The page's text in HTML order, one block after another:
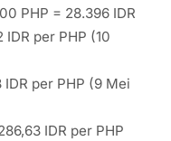
PHP = 28.396 IDR
IDR per PHP (10
IDR per PHP (9 Mei
IDR per PHP